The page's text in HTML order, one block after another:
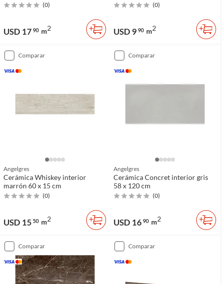
(0)
USD 1790 m2
(0)
USD 990 m2
comparar
Angelgres
Cerámica Whiskey interior
marrón 60 x 15 cm
(0)
USD 15 50 m2
comparar
Angelgres
Cerámica Concret interior gris
58 x 120 cm
(0)
USD 1690 m2
comparar comparar